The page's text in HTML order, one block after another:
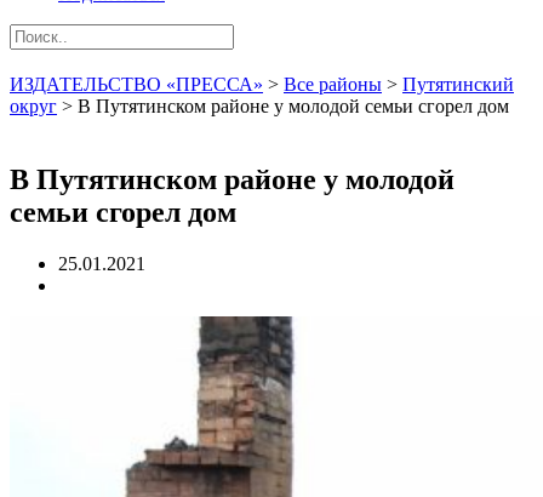
ИЗДАТЕЛЬСТВО «ПРЕССА» > Все районы > Путятинский
округ > В Путятинском районе у молодой семьи сгорел дом
В Путятинском районе у молодой
семьи сгорел дом
25.01.2021